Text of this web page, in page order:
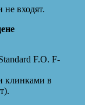
не входят.
F.O. F-
клинками в